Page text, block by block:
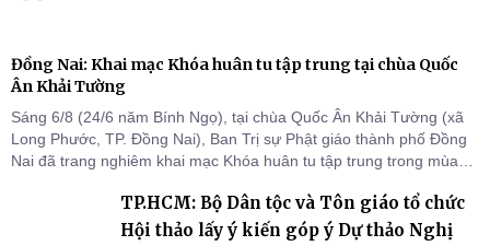
Đồng Nai: Khai mạc Khóa huân tu tập trung tại chùa Quốc
Ân Khải Tường
Sáng 6/8 (24/6 năm Bính Ngọ), tại chùa Quốc Ân Khải Tường (xã
Long Phước, TP. Đồng Nai), Ban Trị sự Phật giáo thành phố Đồng
Nai đã trang nghiêm khai mạc Khóa huân tu tập trung trong mùa
chỗ khu vực VII, VIII và trường hạ chùa Quốc Ân Khải Tường.
TP.HCM: Bộ Dân tộc và Tôn giáo tổ chức
Hội thảo lấy ý kiến góp ý Dự thảo Nghị